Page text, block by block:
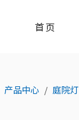
首页
产品中心 / 庭院灯